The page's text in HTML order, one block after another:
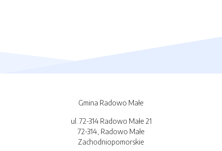
Gmina Radowo Małe
ul. 72-314 Radowo Małe 21
72-314, Radowo Małe
Zachodniopomorskie